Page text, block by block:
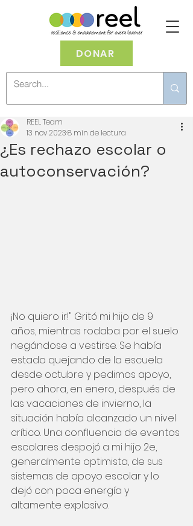
DONAR
¿Es rechazo escolar o
autoconservación?
REEL Team
13 nov 20238 min de lectura
¡No quiero ir!" Gritó mi hijo de 9
años, mientras rodaba por el suelo
negándose a vestirse. Se había
estado quejando de la escuela
desde octubre y pedimos apoyo,
pero ahora, en enero, después de
las vacaciones de invierno, la
situación había alcanzado un nivel
crítico. Una confluencia de eventos
escolares despojó a mi hijo 2e,
generalmente optimista, de sus
sistemas de apoyo escolar y lo
dejó con poca energía y
altamente explosivo.